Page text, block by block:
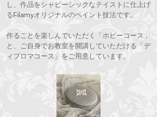
し、作品をシャビーシックなテイストに仕上げ
るFilamyオリジナルのペイント技法です。
作ることを楽しんでいただく「ホビーコース」
と、ご自身でお教室を開講していただける「デ
ィプロマコース」をご用意しています。